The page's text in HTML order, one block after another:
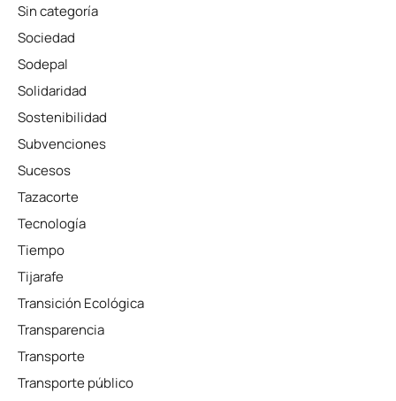
Sin categoría
Sociedad
Sodepal
Solidaridad
Sostenibilidad
Subvenciones
Sucesos
Tazacorte
Tecnología
Tiempo
Tijarafe
Transición Ecológica
Transparencia
Transporte
Transporte público